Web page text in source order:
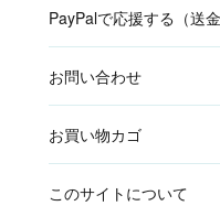
PayPalで応援する（送金
お問い合わせ
お買い物カゴ
このサイトについて